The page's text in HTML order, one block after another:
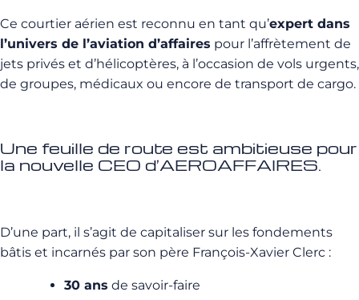
Ce courtier aérien est reconnu en tant qu’expert dans
l’univers de l’aviation d’affaires pour l’affrètement de
jets privés et d’hélicoptères, à l’occasion de vols urgents,
de groupes, médicaux ou encore de transport de cargo.
Une feuille de route est ambitieuse pour
la nouvelle CEO d’AEROAFFAIRES.
D’une part, il s’agit de capitaliser sur les fondements
bâtis et incarnés par son père François-Xavier Clerc :
30 ans de savoir-faire